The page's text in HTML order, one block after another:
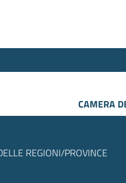
CAMERA
REGIONI/PROVINCE